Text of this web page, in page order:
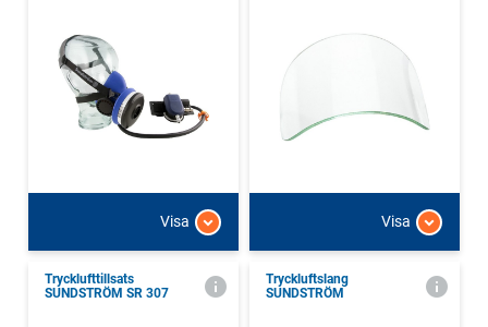
Visa Visa
Trycklufttillsats
SUNDSTRÖM SR 307
Tryckluftslang
SUNDSTRÖM